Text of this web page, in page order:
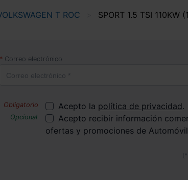
T ROC SPORT 1.5 TSI 110KW
Correo electrónico
Acepto la política de privacidad.
Acepto recibir información
ofertas y promociones de